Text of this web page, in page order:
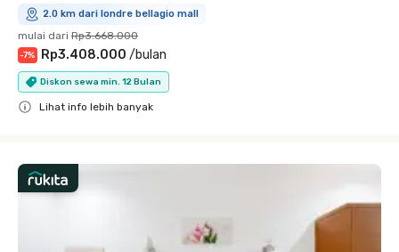
2.0 km dari londre bellagio mall
mulai dari Rp3.668.000
-7% Rp3.408.000 /bulan
Diskon sewa min. 12 Bulan
Lihat info lebih banyak